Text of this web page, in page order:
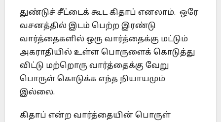
துண்டுச் சீட்டைக் கூட கிதாப் எனலாம். ஒரே
வசனத்தில் இடம் பெற்ற இரண்டு
வார்த்தைகளில் ஒரு வார்த்தைக்கு மட்டும்
அகராதியில் உள்ள பொருளைக் கொடுத்து
விட்டு மற்றொரு வார்த்தைக்கு வேறு
பொருள் கொடுக்க எந்த நியாயமும்
இல்லை.
கிதாப் என்ற வார்த்தையின் பொருள்